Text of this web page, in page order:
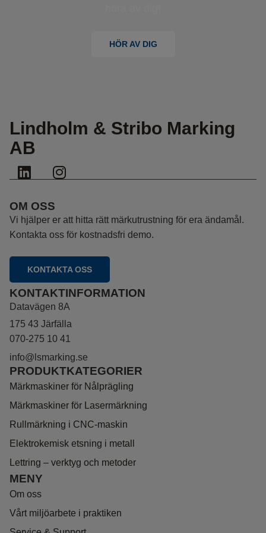
HÖR AV DIG
Lindholm & Stribo Marking
AB
OM OSS
Vi hjälper er att hitta rätt märkutrustning för era ändamål.
Kontakta oss för kostnadsfri demo.
KONTAKTA OSS
PRODUKTKATEGORIER
Märkmaskiner för Nålprägling
Märkmaskiner för Lasermärkning
Rullmärkning i CNC-maskin
Elektrokemisk etsning i metall
Lettring – verktyg och metoder
MENY
Om oss
Vårt miljöarbete i praktiken
KONTAKTINFORMATION
Datavägen 8A
​​​​​​​175 43 Järfälla
070-275 10 41
info@lsmarking.se